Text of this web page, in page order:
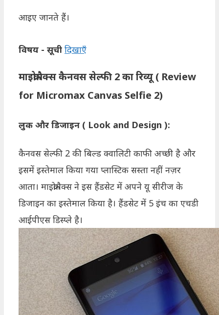
आइए जानते हैं।
विषय - सूची दिखाएँ
माइक्रोमैक्स कैनवस सेल्फी 2 का रिव्यू ( Review
for Micromax Canvas Selfie 2)
लुक और डिजाइन ( Look and Design ):
कैनवस सेल्फी 2 की बिल्ड क्वालिटी काफी अच्छी है और
इसमें इस्तेमाल किया गया प्लास्टिक सस्ता नहीं नज़र
आता। माइक्रोमैक्स ने इस हैंडसेट में अपने यू सीरीज के
डिजाइन का इस्तेमाल किया है। हैंडसेट में 5 इंच का एचडी
आईपीएस डिस्प्ले है।